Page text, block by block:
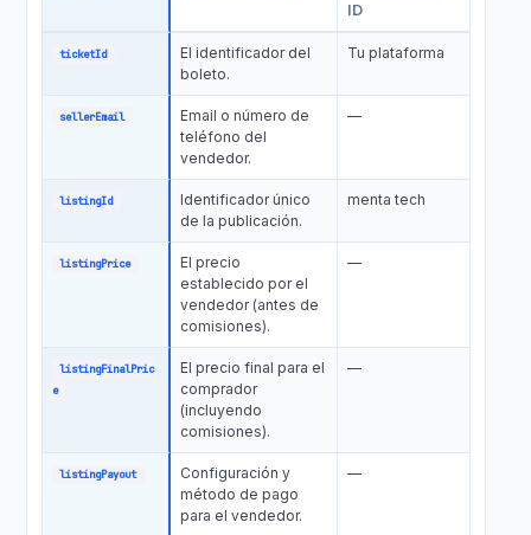
ID
ticketId
El identificador del
boleto.
Tu plataforma
sellerEmail
Email o número de
teléfono del
vendedor.
—
listingId
Identificador único
de la publicación.
menta tech
listingPrice
El precio
establecido por el
vendedor (antes de
comisiones).
—
listingFinalPric
e
El precio final para el
comprador
(incluyendo
comisiones).
—
listingPayout
Configuración y
método de pago
para el vendedor.
—